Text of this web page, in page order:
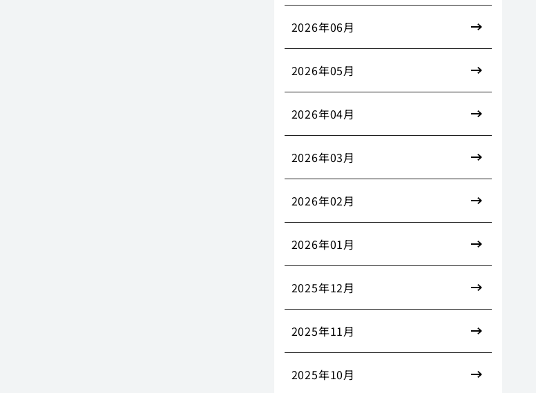
2026年06月
2026年05月
2026年04月
2026年03月
2026年02月
2026年01月
2025年12月
2025年11月
2025年10月